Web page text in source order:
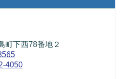
町下西78番地２
4050